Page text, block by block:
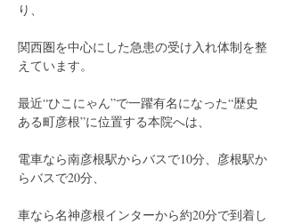
り、
関西圏を中心にした急患の受け入れ体制を整
えています。
最近“ひこにゃん”で一躍有名になった“歴史
ある町彦根”に位置する本院へは、
電車なら南彦根駅からバスで10分、彦根駅か
らバスで20分、
車なら名神彦根インターから約20分で到着し